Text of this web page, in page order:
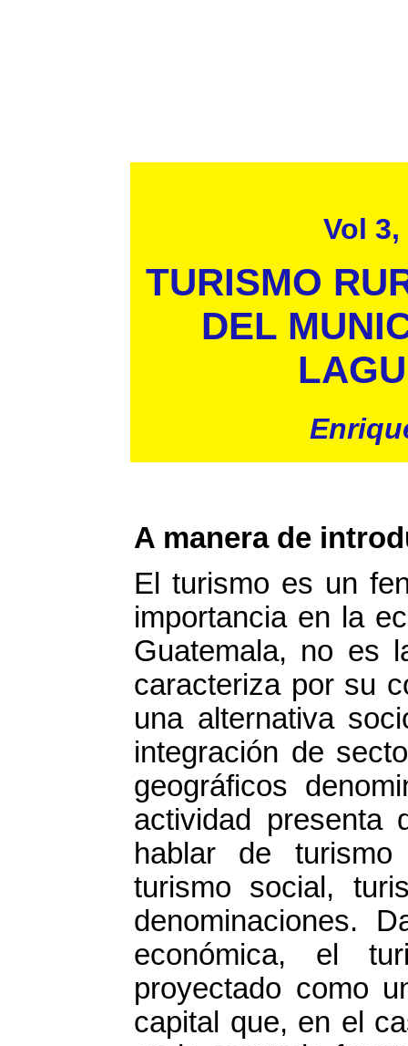
Vol 3,
TURISMO
DEL
A manera de
El turismo es un
importancia en la
Guatemala, no es
caracteriza por su
una alternativa
integración de
geográficos
actividad presenta
hablar de
turismo social,
denominaciones.
económica, el
proyectado como
capital que, en el